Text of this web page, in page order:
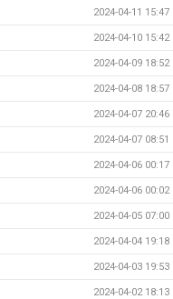
2024-04-11 15:47
2024-04-10 15:42
2024-04-09 18:52
2024-04-08 18:57
2024-04-07 20:46
2024-04-07 08:51
2024-04-06 00:17
2024-04-06 00:02
2024-04-05 07:00
2024-04-04 19:18
2024-04-03 19:53
2024-04-02 18:13